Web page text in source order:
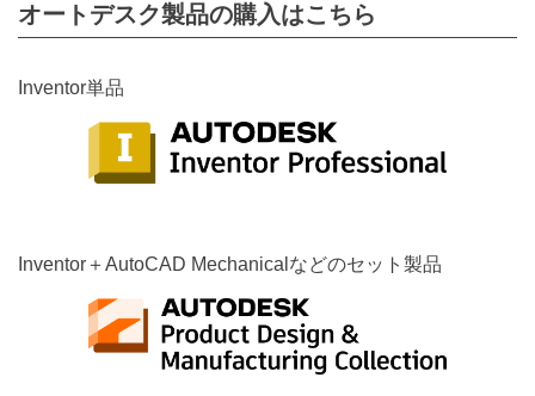
オートデスク製品の購入はこちら
Inventor単品
Inventor＋AutoCAD Mechanicalなどのセット製品